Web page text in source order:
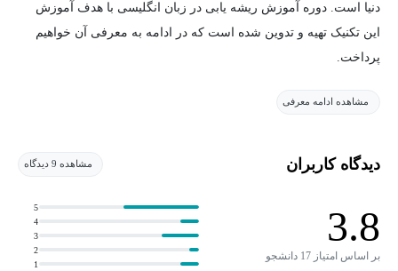
دنیا است. دوره آموزش ریشه یابی در زبان انگلیسی با هدف آموزش
این تکنیک تهیه و تدوین شده است که در ادامه به معرفی آن خواهیم
پرداخت.
دوره آموزش ریشه یابی به زبان انگلیسی
و تدوین شده است:
افزایش دایره لغات
تشخیص معنای لغات نا آشنا
مشاهده ادامه معرفی
دیدگاه کاربران مشاهده 9 دیدگاه
3.8
بر اساس امتیاز 17 دانشجو
1
2
3
4
5